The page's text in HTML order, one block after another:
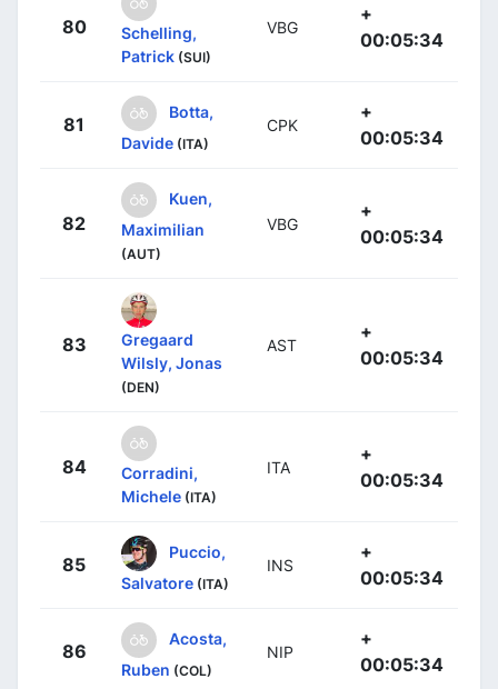
80
Schelling,
Patrick (SUI)
VBG
+
00:05:34
81
Botta,
Davide (ITA)
CPK
+
00:05:34
82
Kuen,
Maximilian
(AUT)
VBG
+
00:05:34
83
Gregaard
Wilsly, Jonas
(DEN)
AST
+
00:05:34
84
Corradini,
Michele (ITA)
ITA
+
00:05:34
85
Puccio,
Salvatore (ITA)
INS
+
00:05:34
86
Acosta,
Ruben (COL)
NIP
+
00:05:34